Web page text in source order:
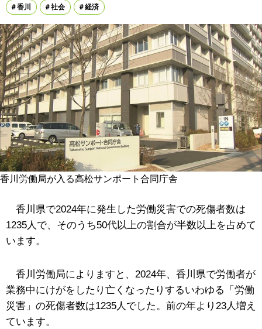
香川
社会 経済
香川労働局が入る高松サンポート合同庁舎
香川県で2024年に発生した労働災害での死傷者数は
1235人で、そのうち50代以上の割合が半数以上を占めて
います。
香川労働局によりますと、2024年、香川県で労働者が
業務中にけがをしたり亡くなったりするいわゆる「労働
災害」の死傷者数は1235人でした。前の年より23人増え
ています。